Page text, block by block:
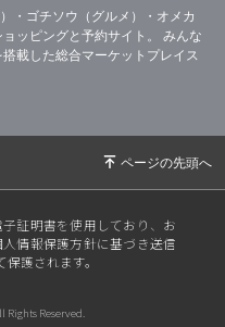
会前夜祭｜Tシャツ再販
タートしています♪
リは本物です。(ﾟ∀ﾟ)
は、どのくらい？
座の新月。安心できる場
・ゴチソウ（グルメ）・オメカ
ッピングと予約サイト。
みんな
載した総合マーケットプレイス
証明書を使用しており、お
情報保護方針に基づき送信
護されます。
Rights Reserved.